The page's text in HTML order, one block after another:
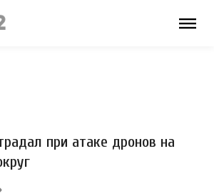
при атаке дронов на